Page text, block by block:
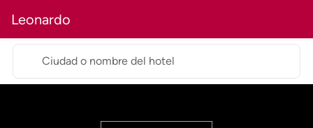
Leonardo
Ciudad o nombre del hotel